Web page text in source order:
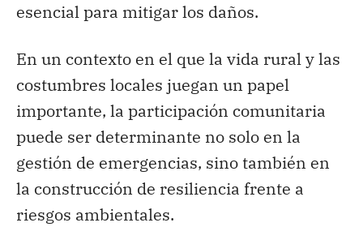
esencial para mitigar los daños.
En un contexto en el que la vida rural y las
costumbres locales juegan un papel
importante, la participación comunitaria
puede ser determinante no solo en la
gestión de emergencias, sino también en
la construcción de resiliencia frente a
riesgos ambientales.